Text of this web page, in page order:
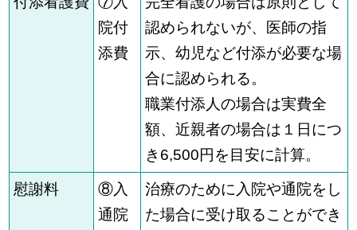
院付
添費
認められないが、医師の指
示、幼児など付添が必要な場
合に認められる。
職業付添人の場合は実費全
額、近親者の場合は１日につ
き6,500円を目安に計算。
慰謝料
⑧入
通院
治療のために入院や通院をし
た場合に受け取ることができ